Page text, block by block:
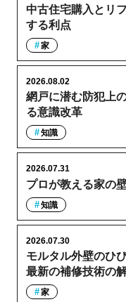
中古住宅購入とリ
する利点
家
網戸に潜む防犯上
る意識改革
2026.08.02
知識
プロが教える家の
2026.07.31
知識
モルタル外壁のひ
最新の補修技術の
2026.07.30
家